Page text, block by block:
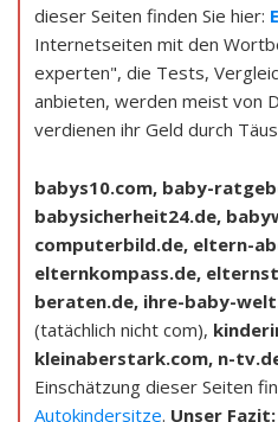
dieser Seiten finden Sie hier:
Internetseiten mit den
experten", die Tests,
anbieten, werden meist von
verdienen ihr Geld durch
babys10.com, baby-
babysicherheit24.de,
computerbild.de, eltern-
elternkompass.de,
beraten.de, ihre-baby-
(tatächlich nicht com),
kleinaberstark.com, n-
Einschätzung dieser Seiten
Autokindersitze. Unser Fazit: